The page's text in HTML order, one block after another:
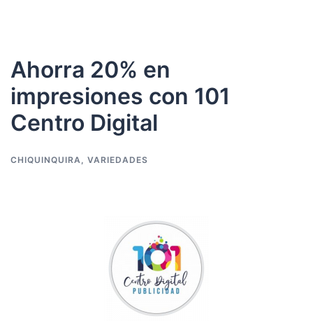
Ahorra 20% en
impresiones con 101
Centro Digital
CHIQUINQUIRA, VARIEDADES